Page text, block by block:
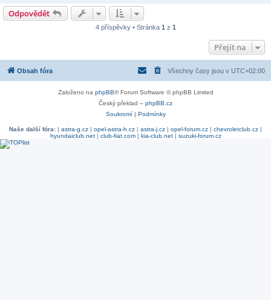
Odpovědět
4 příspěvky • Stránka 1 z 1
Přejít na
Obsah fóra Všechny časy jsou v UTC+02:00
Založeno na phpBB® Forum Software © phpBB Limited
Český překlad – phpBB.cz
Soukromí| Podmínky
Naše další fóra: | astra-g.cz | opel-astra-h.cz | astra-j.cz | opel-forum.cz | chevroletclub.cz |
hyundaiclub.net| club-fiat.com| kia-club.net| suzuki-forum.cz